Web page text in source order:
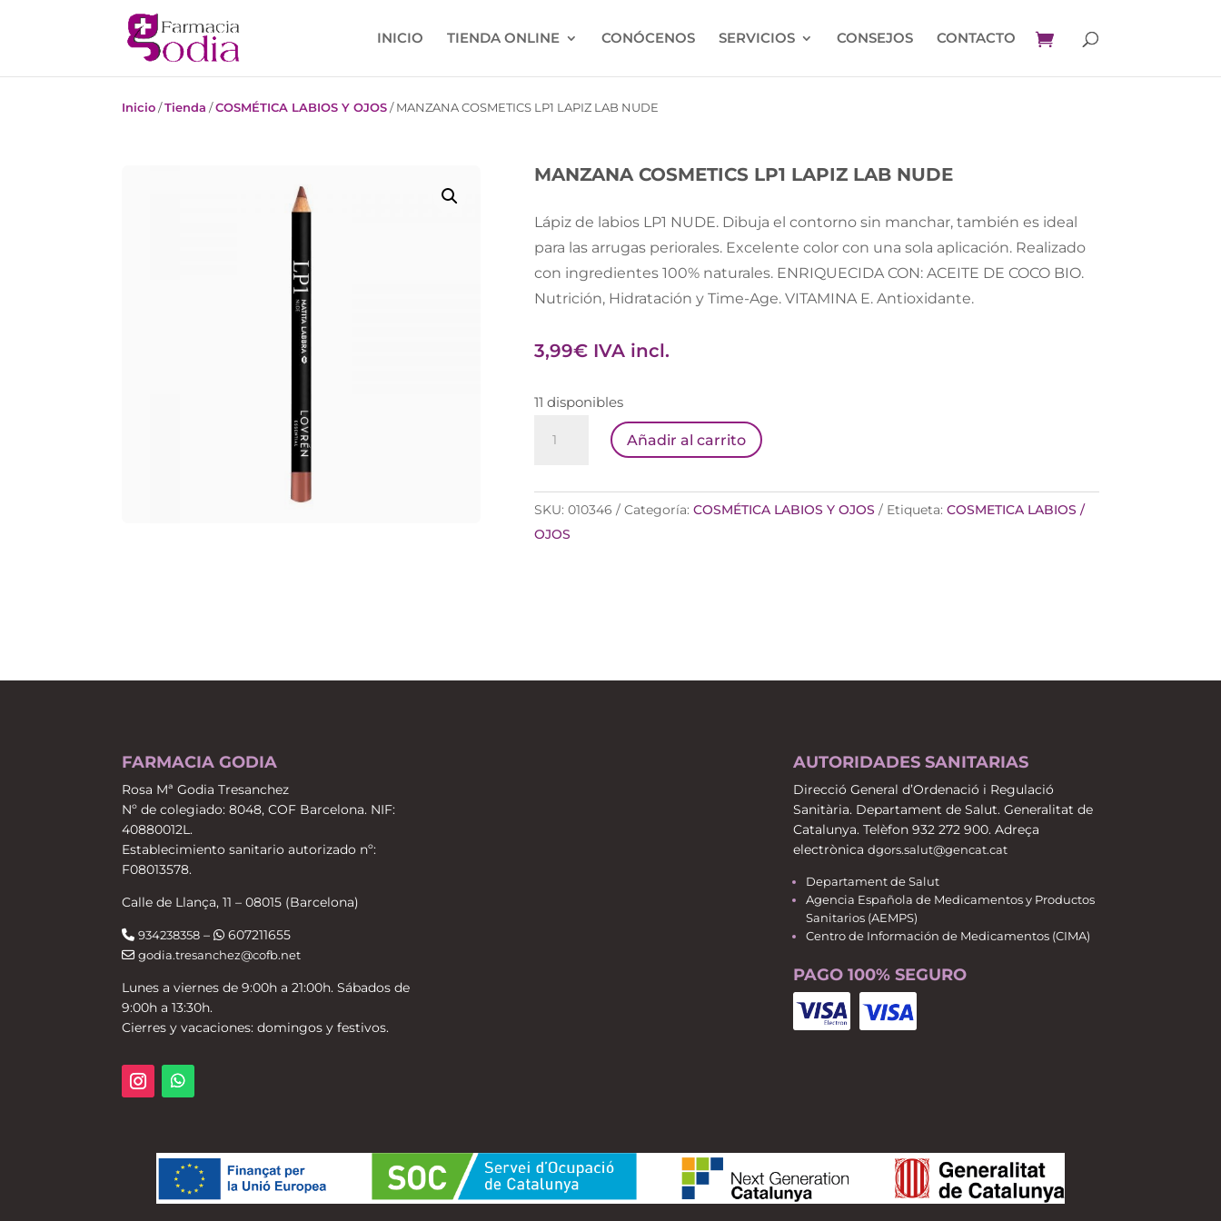
INICIO TIENDA ONLINE CONÓCENOS SERVICIOS CONSEJOS CONTACTO
Inicio/Tienda /COSMÉTICA LABIOS Y OJOS/MANZANA COSMETICS LP1 LAPIZ LAB NUDE
MANZANA COSMETICS LP1 LAPIZ LAB NUDE
Lápiz de labios LP1 NUDE. Dibuja el contorno sin manchar, también es ideal
para las arrugas periorales. Excelente color con una sola aplicación. Realizado
con ingredientes 100% naturales. ENRIQUECIDA CON: ACEITE DE COCO BIO.
Nutrición, Hidratación y Time-Age. VITAMINA E. Antioxidante.
3,99€ IVA incl.
11 disponibles
COSMETICS
Añadir al carrito
SKU:010346 Categoría:COSMÉTICA LABIOS Y OJOS Etiqueta:COSMETICA LABIOS /
OJOS
FARMACIA GODIA
Rosa Mª Godia Tresanchez
Nº de colegiado: 8048, COF Barcelona. NIF:
40880012L.
Establecimiento sanitario autorizado nº:
F08013578.
Calle de Llança, 11 – 08015 (Barcelona)
934238358 – 607211655
godia.tresanchez@cofb.net
Lunes a viernes de 9:00h a 21:00h. Sábados de
9:00h a 13:30h.
Cierres y vacaciones: domingos y festivos.
AUTORIDADES SANITARIAS
Direcció General d’Ordenació i Regulació
Sanitària. Departament de Salut. Generalitat de
Catalunya. Telèfon 932 272 900. Adreça
electrònica dgors.salut@gencat.cat
Departament de Salut
Agencia Española de Medicamentos y Productos
Sanitarios (AEMPS)
Centro de Información de Medicamentos (CIMA)
PAGO 100% SEGURO